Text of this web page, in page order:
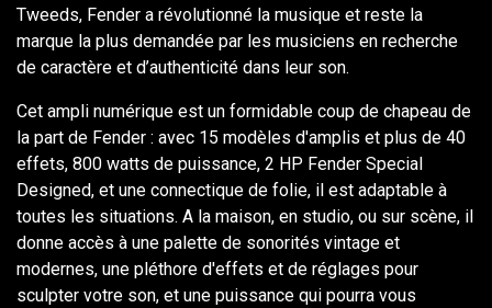
Tweeds, Fender a révolutionné la musique et reste la
marque la plus demandée par les musiciens en recherche
de caractère et d’authenticité dans leur son.
Cet ampli numérique est un formidable coup de chapeau de
la part de Fender : avec 15 modèles d'amplis et plus de 40
effets, 800 watts de puissance, 2 HP Fender Special
Designed, et une connectique de folie, il est adaptable à
toutes les situations. A la maison, en studio, ou sur scène, il
donne accès à une palette de sonorités vintage et
modernes, une pléthore d'effets et de réglages pour
sculpter votre son, et une puissance qui pourra vous